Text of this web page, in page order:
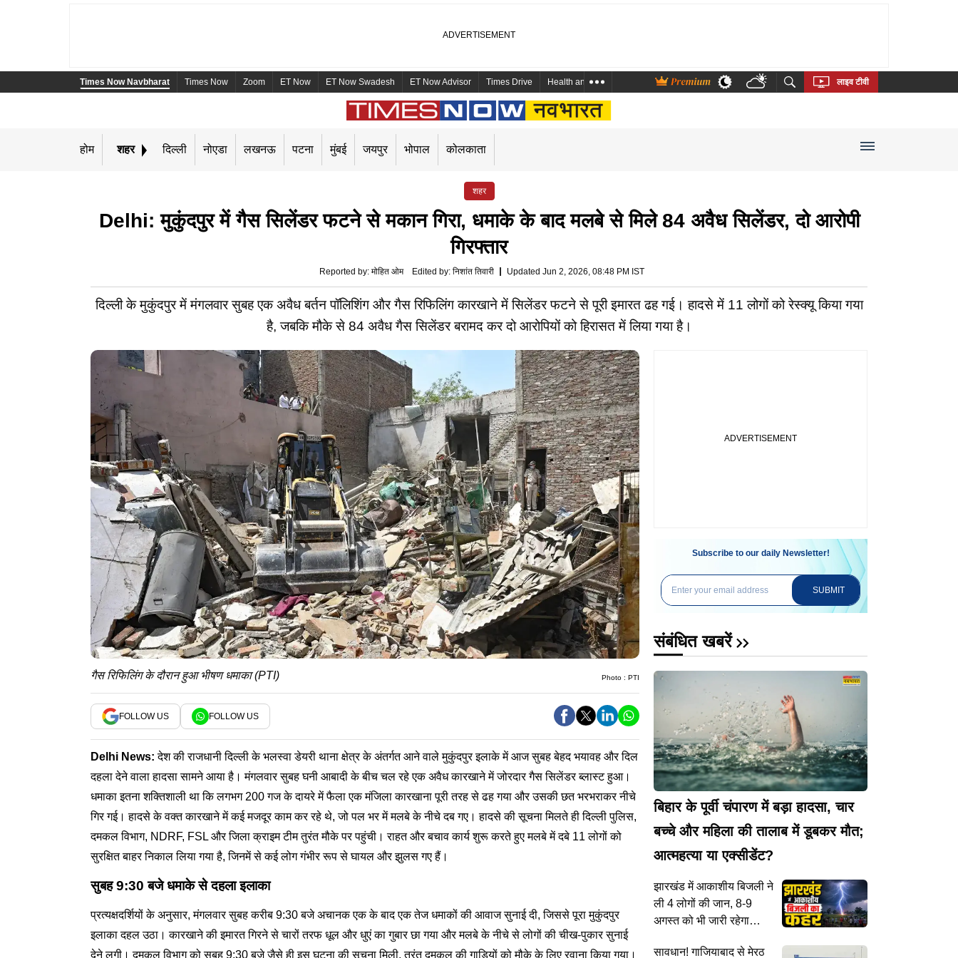
Times Now Navbharat Times Now Zoom ET Now ET Now Swadesh ET Now Advisor Times Drive Health and Me Bengali Telugu Tamil Kannada Malayalam
लाइव टीवी
होम शहर दिल्ली नोएडा लखनऊ पटना मुंबई जयपुर भोपाल कोलकाता
शहर
Delhi: मुकुंदपुर में गैस सिलेंडर फटने से मकान गिरा, धमाके के बाद मलबे से मिले 84 अवैध सिलेंडर, दो आरोपी
गिरफ्तार
Reported by: मोहित ओम Edited by: निशांत तिवारी Updated Jun 2, 2026, 08:48 PM IST
दिल्ली के मुकुंदपुर में मंगलवार सुबह एक अवैध बर्तन पॉलिशिंग और गैस रिफिलिंग कारखाने में सिलेंडर फटने से पूरी इमारत ढह गई। हादसे में 11 लोगों को रेस्क्यू किया गया
है, जबकि मौके से 84 अवैध गैस सिलेंडर बरामद कर दो आरोपियों को हिरासत में लिया गया है।
गैस रिफिलिंग के दौरान हुआ भीषण धमाका (PTI) Photo : PTI
FOLLOW US FOLLOW US
Delhi News:देश की राजधानी दिल्ली के भलस्वा डेयरी थाना क्षेत्र के अंतर्गत आने वाले मुकुंदपुर इलाके में आज सुबह बेहद भयावह और दिल
दहला देने वाला हादसा सामने आया है। मंगलवार सुबह घनी आबादी के बीच चल रहे एक अवैध कारखाने में जोरदार गैस सिलेंडर ब्लास्ट हुआ।
धमाका इतना शक्तिशाली था कि लगभग 200 गज के दायरे में फैला एक मंजिला कारखाना पूरी तरह से ढह गया और उसकी छत भरभराकर नीचे
गिर गई। हादसे के वक्त कारखाने में कई मजदूर काम कर रहे थे, जो पल भर में मलबे के नीचे दब गए। हादसे की सूचना मिलते ही दिल्ली पुलिस,
दमकल विभाग, NDRF, FSL और जिला क्राइम टीम तुरंत मौके पर पहुंची। राहत और बचाव कार्य शुरू करते हुए मलबे में दबे 11 लोगों को
सुरक्षित बाहर निकाल लिया गया है, जिनमें से कई लोग गंभीर रूप से घायल और झुलस गए हैं।
सुबह 9:30 बजे धमाके से दहला इलाका
प्रत्यक्षदर्शियों के अनुसार, मंगलवार सुबह करीब 9:30 बजे अचानक एक के बाद एक तेज धमाकों की आवाज सुनाई दी, जिससे पूरा मुकुंदपुर
इलाका दहल उठा। कारखाने की इमारत गिरने से चारों तरफ धूल और धुएं का गुबार छा गया और मलबे के नीचे से लोगों की चीख-पुकार सुनाई
देने लगी। दमकल विभाग को सुबह 9:30 बजे जैसे ही इस घटना की सूचना मिली, तुरंत दमकल की गाड़ियों को मौके के लिए रवाना किया गया।
Subscribe to our daily Newsletter!
SUBMIT
संबंधित खबरें
बिहार के पूर्वी चंपारण में बड़ा हादसा, चार
बच्चे और महिला की तालाब में डूबकर मौत;
आत्महत्या या एक्सीडेंट?
झारखंड में आकाशीय बिजली ने
ली 4 लोगों की जान, 8-9
अगस्त को भी जारी रहेगा
सावधान! गाजियाबाद से मेरठ